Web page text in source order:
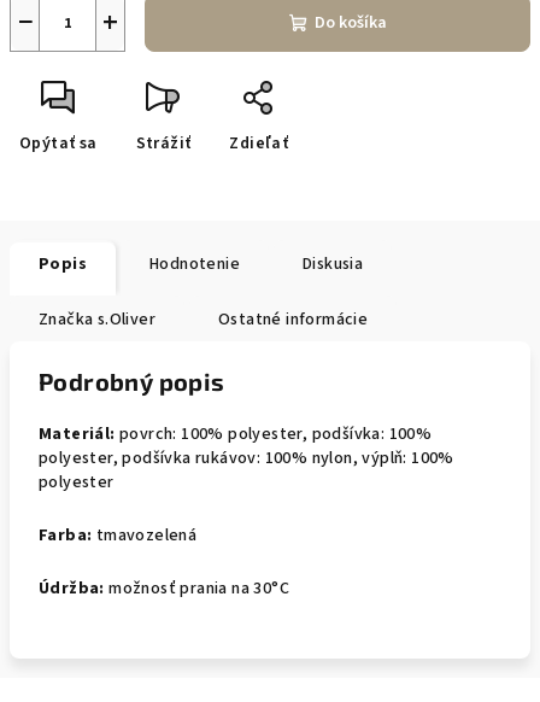
+
− Do košíka
Opýtať sa Strážiť Zdieľať
Popis Hodnotenie Diskusia
Značka s.Oliver Ostatné informácie
Podrobný popis
Materiál: povrch: 100% polyester, podšívka: 100%
polyester, podšívka rukávov: 100% nylon, výplň: 100%
polyester
Farba: tmavozelená
Údržba: možnosť prania na 30°C